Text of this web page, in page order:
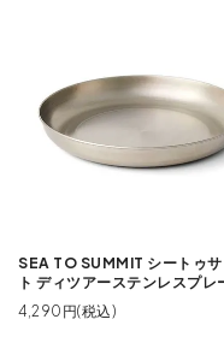
SEA TO SUMMIT シートゥサ
ト ディツアーステンレスプレ
4,290円(税込)